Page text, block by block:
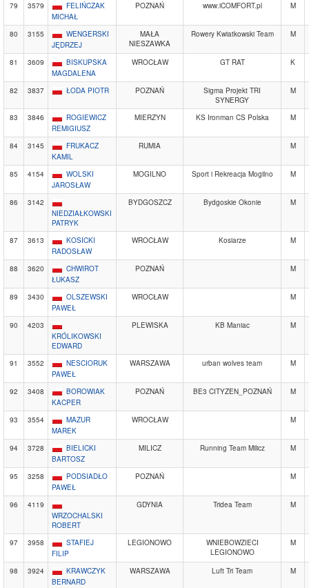
79 3579
FELIŃCZAK
MICHAŁ
POZNAŃ www.iCOMFORT.pl M
80 3155
WENGERSKI
JĘDRZEJ
MAŁA
NIESZAWKA
Rowery Kwiatkowski Team M
81 3609
BISKUPSKA
MAGDALENA
WROCŁAW GT RAT K
82 3837 ŁODA PIOTR POZNAŃ
Sigma Projekt TRI
SYNERGY
M
83 3846
ROGIEWICZ
REMIGIUSZ
MIERZYN KS Ironman CS Polska M
84 3145
FRUKACZ
KAMIL
RUMIA M
85 4154
WOLSKI
JAROSŁAW
MOGILNO Sport i Rekreacja Mogilno M
86
3142
NIEDZIAŁKOWSKI
PATRYK
BYDGOSZCZ Bydgoskie Okonie M
87 3613
KOSICKI
RADOSŁAW
WROCŁAW Kosiarze M
88 3620
CHWIROT
ŁUKASZ
POZNAŃ M
89 3430
OLSZEWSKI
PAWEŁ
WROCŁAW M
90
4203
KRÓLIKOWSKI
EDWARD
PLEWISKA KB Maniac M
91 3552
NESCIORUK
PAWEŁ
WARSZAWA urban wolves team M
92 3408
BOROWIAK
KACPER
POZNAŃ BE3 CITYZEN_POZNAŃ M
93 3554
MAZUR
MAREK
WROCŁAW M
94 3728
BIELICKI
BARTOSZ
MILICZ Running Team Milicz M
95 3258
PODSIADŁO
PAWEŁ
POZNAŃ M
96
4119
WRZOCHALSKI
ROBERT
GDYNIA Tridea Team M
97 3958
STAFIEJ
FILIP
LEGIONOWO
WNIEBOWZIECI
LEGIONOWO
M
98 3924
KRAWCZYK
BERNARD
WARSZAWA Luft Tri Team M